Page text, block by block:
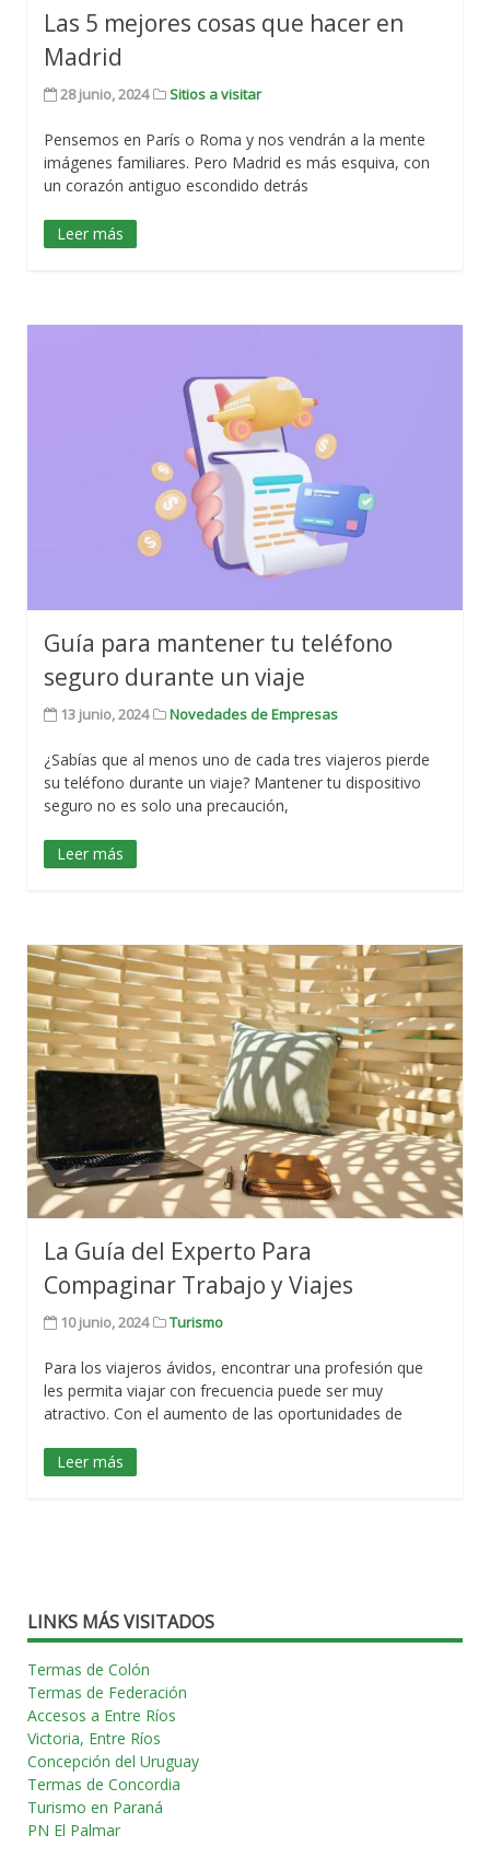
Las 5 mejores cosas que hacer en
Madrid
28 junio, 2024 Sitios a visitar
Pensemos en París o Roma y nos vendrán a la mente
imágenes familiares. Pero Madrid es más esquiva, con
un corazón antiguo escondido detrás
Leer más
Guía para mantener tu teléfono
seguro durante un viaje
13 junio, 2024 Novedades de Empresas
¿Sabías que al menos uno de cada tres viajeros pierde
su teléfono durante un viaje? Mantener tu dispositivo
seguro no es solo una precaución,
Leer más
La Guía del Experto Para
Compaginar Trabajo y Viajes
10 junio, 2024 Turismo
Para los viajeros ávidos, encontrar una profesión que
les permita viajar con frecuencia puede ser muy
atractivo. Con el aumento de las oportunidades de
Leer más
LINKS MÁS VISITADOS
Termas de Colón
Termas de Federación
Accesos a Entre Ríos
Victoria, Entre Ríos
Concepción del Uruguay
Termas de Concordia
Turismo en Paraná
PN El Palmar